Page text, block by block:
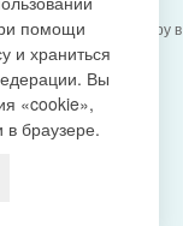
izluchinsk.ru
службой по надзору в
и массовых
регистрационный
помощи
и храниться
Вы
«cookie»,
в браузере.